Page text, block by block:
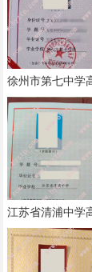
徐州市第七中学
江苏省清浦中学